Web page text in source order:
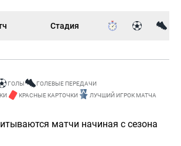
Стадия
ГОЛЫ
ГОЛЕВЫЕ ПЕРЕДАЧИ
КРАСНЫЕ КАРТОЧКИ ЛУЧШИЙ ИГРОК МАТЧА
матчи начиная с сезона